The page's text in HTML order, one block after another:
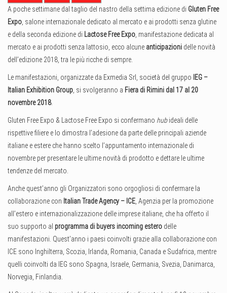
A poche settimane dal taglio del nastro della settima edizione di Gluten Free
Expo , salone internazionale dedicato al mercato e ai prodotti senza glutine
e della seconda edizione di Lactose Free Expo , manifestazione dedicata al
mercato e ai prodotti senza lattosio, ecco alcune anticipazioni delle novità
dell’edizione 2018, tra le più ricche di sempre.
Le manifestazioni, organizzate da Exmedia Srl, società del gruppo IEG –
Italian Exhibition Group , si svolgeranno a Fiera di Rimini dal 17 al 20
novembre 2018.
Gluten Free Expo & Lactose Free Expo si confermano hubideali delle
rispettive filiere e lo dimostra l’adesione da parte delle principali aziende
italiane e estere che hanno scelto l’appuntamento internazionale di
novembre per presentare le ultime novità di prodotto e dettare le ultime
tendenze del mercato.
Anche quest’anno gli Organizzatori sono orgogliosi di confermare la
collaborazione con Italian Trade Agency – ICE , Agenzia per la promozione
all’estero e internazionalizzazione delle imprese italiane, che ha offerto il
suo supporto al programma di buyers incoming estero delle
manifestazioni. Quest’anno i paesi coinvolti grazie alla collaborazione con
ICE sono Inghilterra, Scozia, Irlanda, Romania, Canada e Sudafrica, mentre
quelli coinvolti da IEG sono Spagna, Israele, Germania, Svezia, Danimarca,
Norvegia, Finlandia.